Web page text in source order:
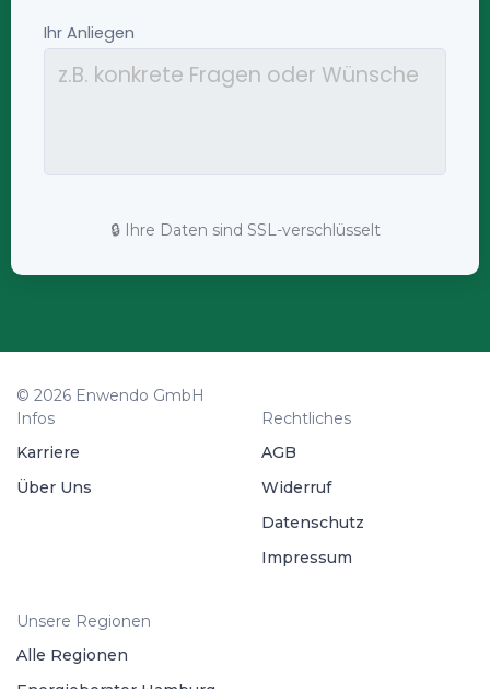
🔒 Ihre Daten sind SSL-verschlüsselt
© 2026 Enwendo GmbH
Infos
Karriere
Über Uns
Rechtliches
AGB
Widerruf
Datenschutz
Impressum
Unsere Regionen
Alle Regionen